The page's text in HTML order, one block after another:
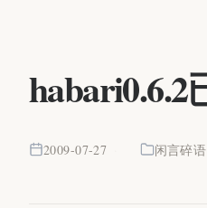
2009-07-27 闲言碎语